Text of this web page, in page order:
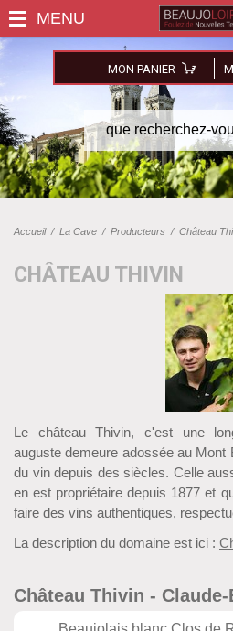
MON PANIER
Accueil/ La Cave / Producteurs / Château
CHÂTEAU THIVIN
Le château Thivin, c'est une
auguste demeure adossée au Mont
du vin depuis des siècles. Celle
en est propriétaire depuis 1877 et
faire des vins authentiques,
La description du domaine est ici :
Château Thivin -